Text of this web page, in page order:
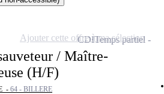
/ Maître-
(H/F)
- 64 - BILLERE
CDITemps partiel
Ajouter cette offre à ma sélection